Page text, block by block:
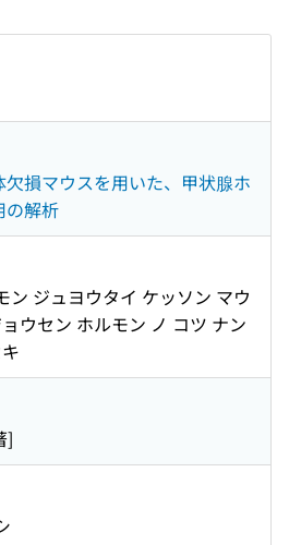
損マウスを用いた、甲状腺ホ
の解析
ン ジュヨウタイ ケッソン マウ
ウセン ホルモン ノ コツ ナン
]